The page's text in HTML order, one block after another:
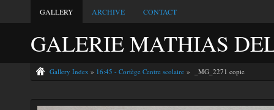
GALLERY ARCHIVE CONTACT
GALERIE MATHIAS
Gallery Index » 16:45 - Cortège Centre scolaire » _MG_2271 copie